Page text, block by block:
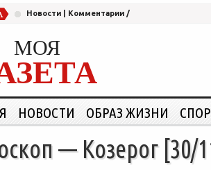
Новости Комментарии /
МОЯ
НОВОСТИ ОБРАЗ ЖИЗНИ
— Козерог [30/